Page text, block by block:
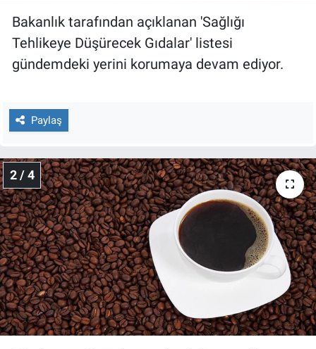
Bakanlık tarafından açıklanan 'Sağlığı
Tehlikeye Düşürecek Gıdalar' listesi
gündemdeki yerini korumaya devam ediyor.
Paylaş
2 / 4
Koronavirüs
Ne demişti
Popüler
Programlar
Sağlık
Spor
Teknoloji